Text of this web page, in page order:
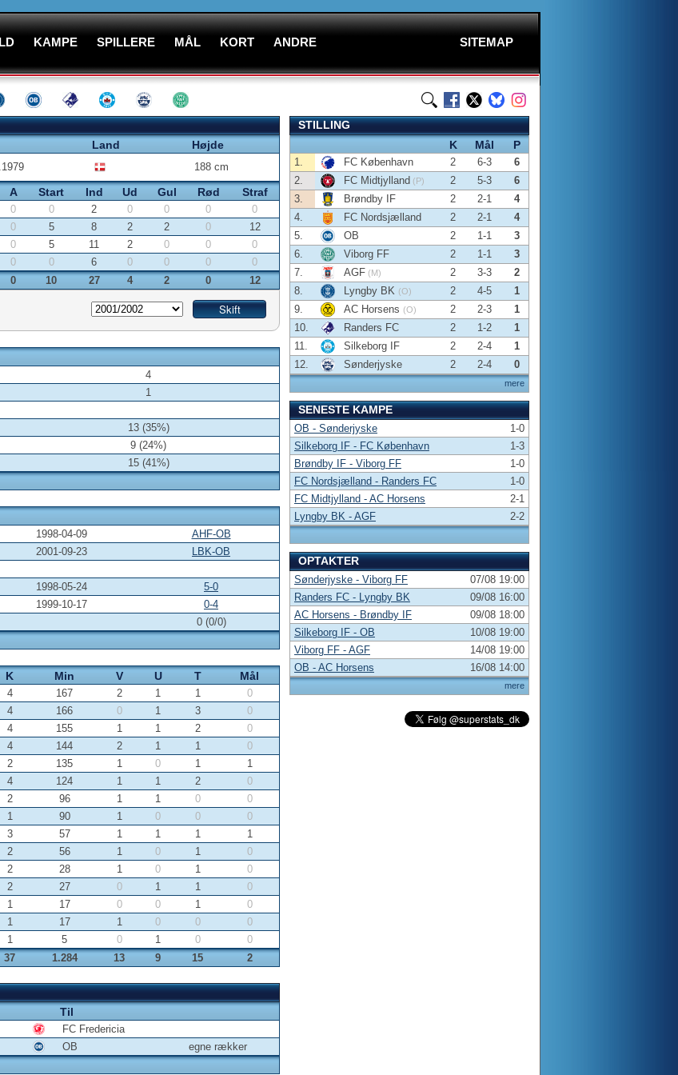
KAMPE SPILLERE MÅL KORT ANDRE SITEMAP
Land Højde
188 cm
A Start Ind Ud Gul Rød Straf
0 0 2 0 0 0
0
0 5 8 2 2 0
12
0 5 11 2 0 0
0
0 0 6 0 0 0
0
0 10 27 4 2 0 12
4
1
13 (35%)
9 (24%)
15 (41%)
1998-04-09
AHF-OB
2001-09-23 LBK-OB
1998-05-24
5-0
1999-10-17
0-4
0 (0/0)
K Min V U T Mål
4 167 2 1 1
0
4 166 0 1 3
0
4 155 1 1 2
0
4 144 2 1 1
0
2 135 1 0 1
1
4 124 1 1 2
0
2 96 1 1 0
0
1 90 1 0 0
0
3 57 1 1 1
1
2 56 1 0 1
0
2 28 1 0 1
0
2 27 0 1 1
0
1 17 0 0 1
0
1 17 1 0 0
0
1 5 0 1 0
0
37
1.284 13 9 15 2
Til
FC Fredericia
OB egne rækker
STILLING
K
Mål P
mere
1. FC København 2 6-3
6
2.
FC Midtjylland (P) 2 5-3
6
3.
Brøndby IF 2 2-1
4
4.
FC Nordsjælland 2 2-1
4
5.
OB 2 1-1
3
6.
Viborg FF 2 1-1
3
7.
AGF (M) 2 3-3
2
8.
Lyngby BK (O) 2 4-5
1
9.
AC Horsens (O) 2 2-3
1
10.
Randers FC 2 1-2
1
11.
Silkeborg IF 2 2-4
1
12.
Sønderjyske 2 2-4 0
SENESTE KAMPE
OB - Sønderjyske
1-0
Silkeborg IF - FC København
1-3
Brøndby IF - Viborg FF
1-0
FC Nordsjælland - Randers FC
1-0
FC Midtjylland - AC Horsens
2-1
Lyngby BK - AGF
2-2
OPTAKTER
mere
Sønderjyske - Viborg FF
07/08 19:00
Randers FC - Lyngby BK
09/08 16:00
AC Horsens - Brøndby IF
09/08 18:00
Silkeborg IF - OB
10/08 19:00
Viborg FF - AGF
14/08 19:00
OB - AC Horsens
16/08 14:00